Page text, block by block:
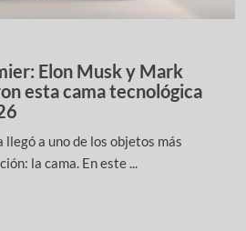
Elon Musk y Mark
esta cama tecnológica
a uno de los objetos más
la cama. En este ...